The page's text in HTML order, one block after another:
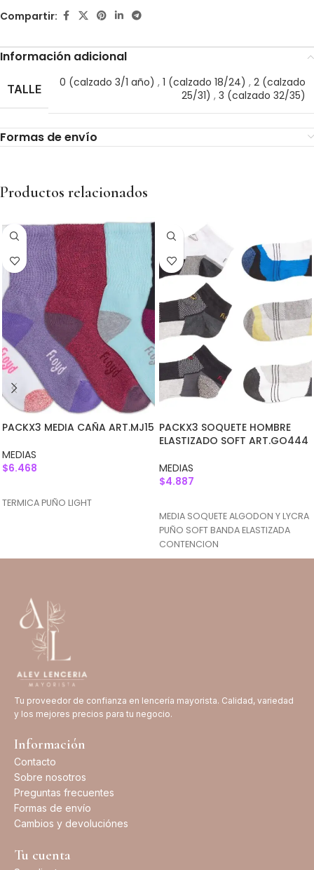
Compartir:
Información adicional
TALLE 0 (calzado 3/1 año) , 1 (calzado 18/24) , 2 (calzado
25/31) , 3 (calzado 32/35)
Formas de envío
Productos relacionados
PACKX3 MEDIA CAÑA ART.MJ15
MEDIAS
$6.468
TERMICA PUÑO LIGHT
PACKX3 SOQUETE HOMBRE
ELASTIZADO SOFT ART.GO444
MEDIAS
$4.887
MEDIA SOQUETE ALGODON Y LYCRA
PUÑO SOFT BANDA ELASTIZADA
CONTENCION
Tu proveedor de confianza en lencería mayorista. Calidad, variedad
y los mejores precios para tu negocio.
Información
Contacto
Sobre nosotros
Preguntas frecuentes
Formas de envío
Cambios y devoluciónes
Tu cuenta